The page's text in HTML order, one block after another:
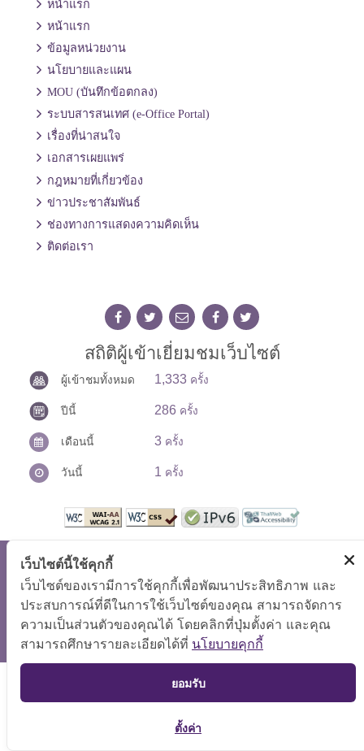
หน้าแรก
หน้าแรก
ข้อมูลหน่วยงาน
นโยบายและแผน
MOU (บันทึกข้อตกลง)
ระบบสารสนเทศ (e-Office Portal)
เรื่องที่น่าสนใจ
เอกสารเผยแพร่
กฎหมายที่เกี่ยวข้อง
ข่าวประชาสัมพันธ์
ช่องทางการแสดงความคิดเห็น
ติดต่อเรา
สถิติผู้เข้าเยี่ยมชมเว็บไซต์
ผู้เข้าชมทั้งหมด 1,333 ครั้ง
ปีนี้ 286 ครั้ง
เดือนนี้ 3 ครั้ง
วันนี้ 1 ครั้ง
สงวนลิขสิทธิ์ © 2569 กองยุทธศาสตร์และแผนงาน
แสดงผลได้ดีที่ขนาดหน้าจอ 1024x768 pixel
แผนผังเว็บไซต์| นโยบายเว็บไซต์
การปฏิเสธความรับผิด| ติดต่อเรา
TOP
เว็บไซต์นี้ใช้คุกกี้
เว็บไซต์ของเรามีการใช้คุกกี้เพื่อพัฒนาประสิทธิภาพ และ
ประสบการณ์ที่ดีในการใช้เว็บไซต์ของคุณ สามารถจัดการ
ความเป็นส่วนตัวของคุณได้ โดยคลิกที่ปุ่มตั้งค่า และคุณ
สามารถศึกษารายละเอียดได้ที่ นโยบายคุกกี้
ยอมรับ
ตั้งค่า